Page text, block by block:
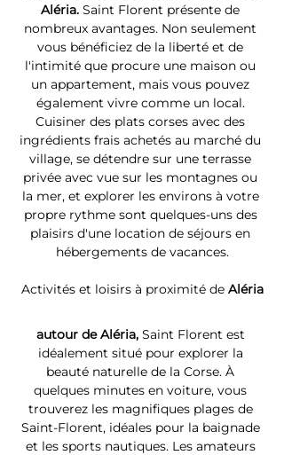
Aléria. Saint Florent présente de
nombreux avantages. Non seulement
vous bénéficiez de la liberté et de
l'intimité que procure une maison ou
un appartement, mais vous pouvez
également vivre comme un local.
Cuisiner des plats corses avec des
ingrédients frais achetés au marché du
village, se détendre sur une terrasse
privée avec vue sur les montagnes ou
la mer, et explorer les environs à votre
propre rythme sont quelques-uns des
plaisirs d'une location de séjours en
hébergements de vacances.
Activités et loisirs à proximité de Aléria
autour de Aléria, Saint Florent est
idéalement situé pour explorer la
beauté naturelle de la Corse. À
quelques minutes en voiture, vous
trouverez les magnifiques plages de
Saint-Florent, idéales pour la baignade
et les sports nautiques. Les amateurs